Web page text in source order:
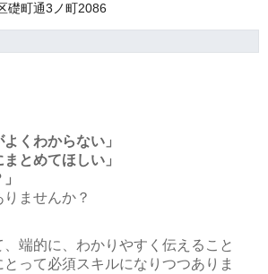
礎町通3ノ町2086
くわからない」
とめてほしい」
ませんか？
端的に、わかりやすく伝えること
って必須スキルになりつつありま